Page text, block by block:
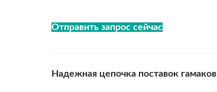
Отправить запрос сейчас
Надежная цепочка поставок гамаков